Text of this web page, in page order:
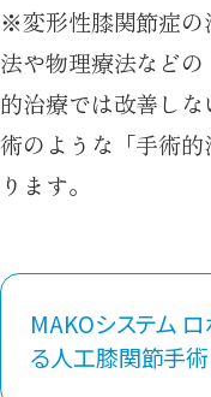
※変形性膝関節症の
法や物理療法など
的治療では改善し
術のような「手術
ります。
MAKOシステム
る人工膝関節手